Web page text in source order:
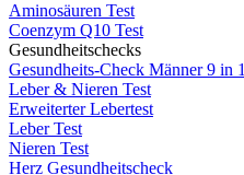
Aminosäuren Test
Coenzym Q10 Test
Gesundheitschecks
Gesundheits-Check Männer 9 in 1
Leber & Nieren Test
Erweiterter Lebertest
Leber Test
Nieren Test
Herz Gesundheitscheck